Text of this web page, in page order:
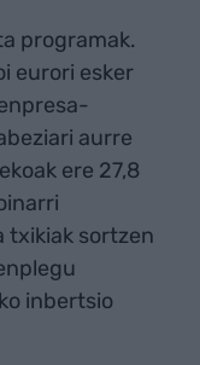
programak.
eurori esker
aurre
ere 27,8
txikiak sortzen
inbertsio